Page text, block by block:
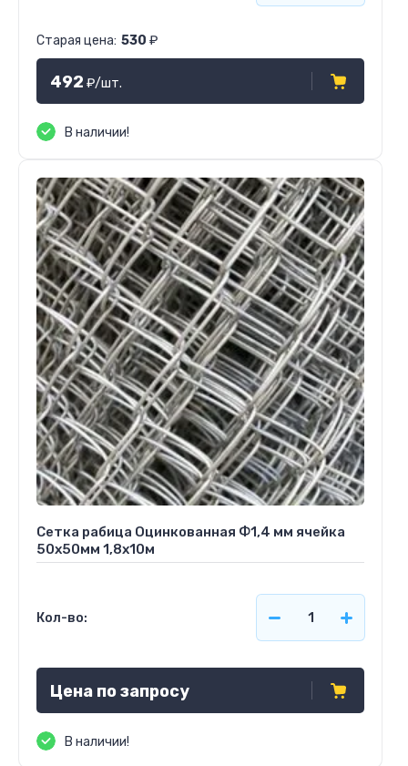
Старая цена: 530 ₽
492 ₽/шт.
В наличии!
Сетка рабица Оцинкованная Ф1,4 мм ячейка
50х50мм 1,8х10м
Кол-во:
Цена по запросу
В наличии!